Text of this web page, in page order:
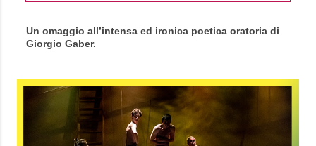
Un omaggio all’intensa ed ironica poetica oratoria di
Giorgio Gaber.